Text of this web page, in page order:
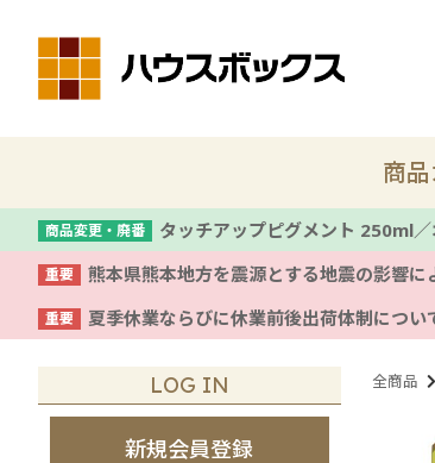
商品変更・廃番 タッチアップピグメント 250ml
重要 熊本県熊本地方を震源とする地震の影響に
重要 夏季休業ならびに休業前後出荷体制につい
商
着色剤・塗料
コテ
全商品
LOG IN
新規会員登録